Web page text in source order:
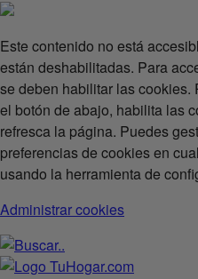
Este contenido no está
están deshabilitadas. Para
se deben habilitar las cookies.
el botón de abajo, habilita las
refresca la página. Puedes
preferencias de cookies en
usando la herramienta de
Administrar cookies